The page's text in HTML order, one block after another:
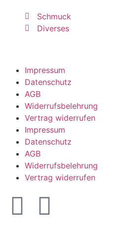
Schmuck
Diverses
Impressum
Datenschutz
AGB
Widerrufsbelehrung
Vertrag widerrufen
Impressum
Datenschutz
AGB
Widerrufsbelehrung
Vertrag widerrufen